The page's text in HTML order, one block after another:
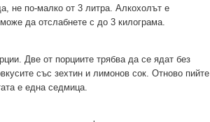
не по-малко от 3 литра. Алкохолът е
да отслабнете с до 3 килограма.
Две от порциите трябва да се ядат без
със зехтин и лимонов сок. Отново пийте
е една седмица.